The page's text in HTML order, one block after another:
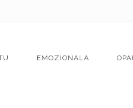
EMOZIONALA